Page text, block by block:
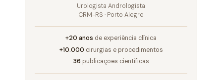
Urologista Andrologista
CRM-RS · Porto Alegre
+20 anos de experiência clínica
+10.000 cirurgias e procedimentos
36 publicações científicas